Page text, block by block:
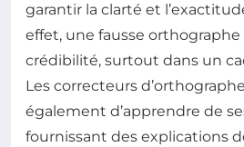
garantir la clarté et
effet, une fausse
crédibilité, surtout dans un
Les correcteurs
également d’apprendre de
fournissant des explications